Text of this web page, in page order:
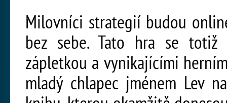
Milovníci strategií budou
bez sebe. Tato hra se
zápletkou a vynikajícími
mladý chlapec jménem Lev